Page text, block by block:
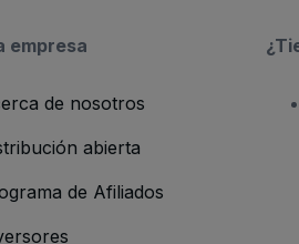
empresa
de nosotros
abierta
de Afiliados